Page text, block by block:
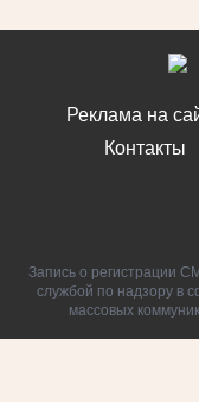
Реклама на
Контакты
Запись о регистрации
службой по надзору в
массовых